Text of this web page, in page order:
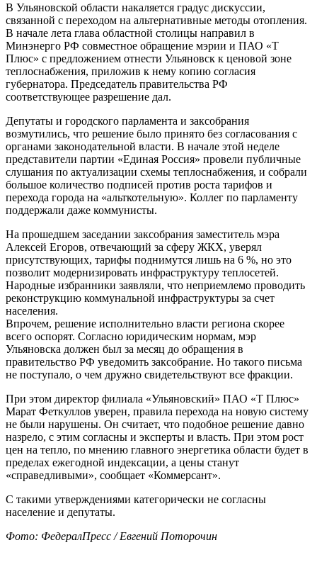
В Ульяновской области накаляется градус дискуссии,
связанной с переходом на альтернативные методы отопления.
В начале лета глава областной столицы направил в
Минэнерго РФ совместное обращение мэрии и ПАО «Т
Плюс» с предложением отнести Ульяновск к ценовой зоне
теплоснабжения, приложив к нему копию согласия
губернатора. Председатель правительства РФ
соответствующее разрешение дал.
Депутаты и городского парламента и заксобрания
возмутились, что решение было принято без согласования с
органами законодательной власти. В начале этой неделе
представители партии «Единая Россия» провели публичные
слушания по актуализации схемы теплоснабжения, и собрали
большое количество подписей против роста тарифов и
перехода города на «альткотельную». Коллег по парламенту
поддержали даже коммунисты.
На прошедшем заседании заксобрания заместитель мэра
Алексей Егоров, отвечающий за сферу ЖКХ, уверял
присутствующих, тарифы поднимутся лишь на 6 %, но это
позволит модернизировать инфраструктуру теплосетей.
Народные избранники заявляли, что неприемлемо проводить
реконструкцию коммунальной инфраструктуры за счет
населения.
Впрочем, решение исполнительно власти региона скорее
всего оспорят. Согласно юридическим нормам, мэр
Ульяновска должен был за месяц до обращения в
правительство РФ уведомить заксобрание. Но такого письма
не поступало, о чем дружно свидетельствуют все фракции.
При этом директор филиала «Ульяновский» ПАО «Т Плюс»
Марат Феткуллов уверен, правила перехода на новую систему
не были нарушены. Он считает, что подобное решение давно
назрело, с этим согласны и эксперты и власть. При этом рост
цен на тепло, по мнению главного энергетика области будет в
пределах ежегодной индексации, а цены станут
«справедливыми», сообщает «Коммерсант».
С такими утверждениями категорически не согласны
население и депутаты.
Фото: ФедералПресс / Евгений Поторочин